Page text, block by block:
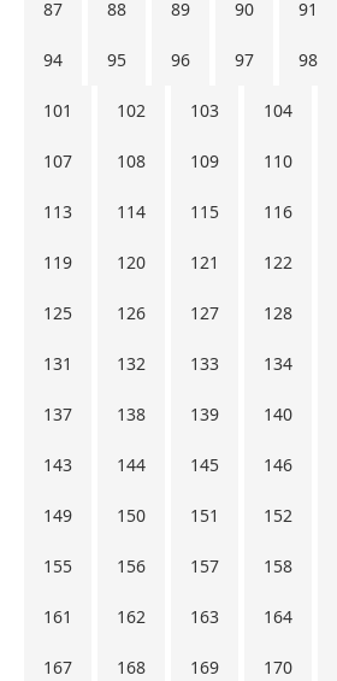
87 88 89 90 91
94 95 96 97 98
101 102 103 104
107 108 109 110
113 114 115 116
119 120 121 122
125 126 127 128
131 132 133 134
137 138 139 140
143 144 145 146
149 150 151 152
155 156 157 158
161 162 163 164
167 168 169 170